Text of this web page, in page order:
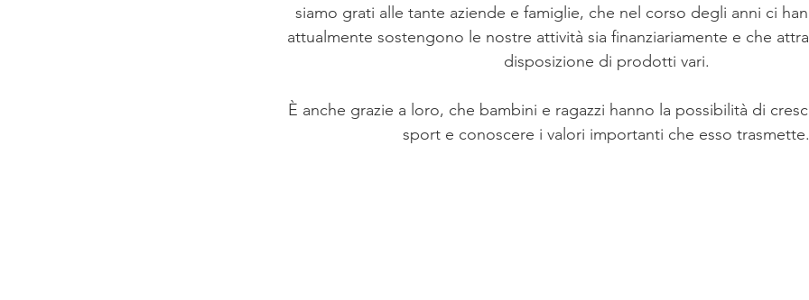
siamo grati alle tante aziende e famiglie, che nel corso degli anni ci
attualmente sostengono le nostre attività sia finanziariamente e che
disposizione di prodotti vari.
È anche grazie a loro, che bambini e ragazzi hanno la possibilità di
sport e conoscere i valori importanti che esso trasmette.